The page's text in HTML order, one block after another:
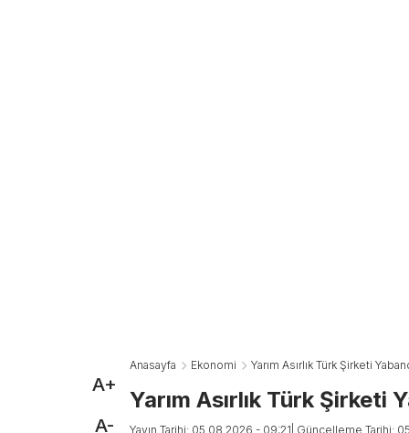
A+
A-
Anasayfa Ekonomi Yarım Asırlık Türk Şirketi
Yarım Asırlık Türk Şirketi
Yayın Tarihi: 05.08.2026 - 09:21 | Güncelleme Tarihi: